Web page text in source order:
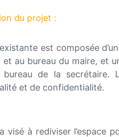
du projet :
est composée
et au bureau du maire, et
de la secrétaire.
et de confidentialité.
visé à rediviser l’espace